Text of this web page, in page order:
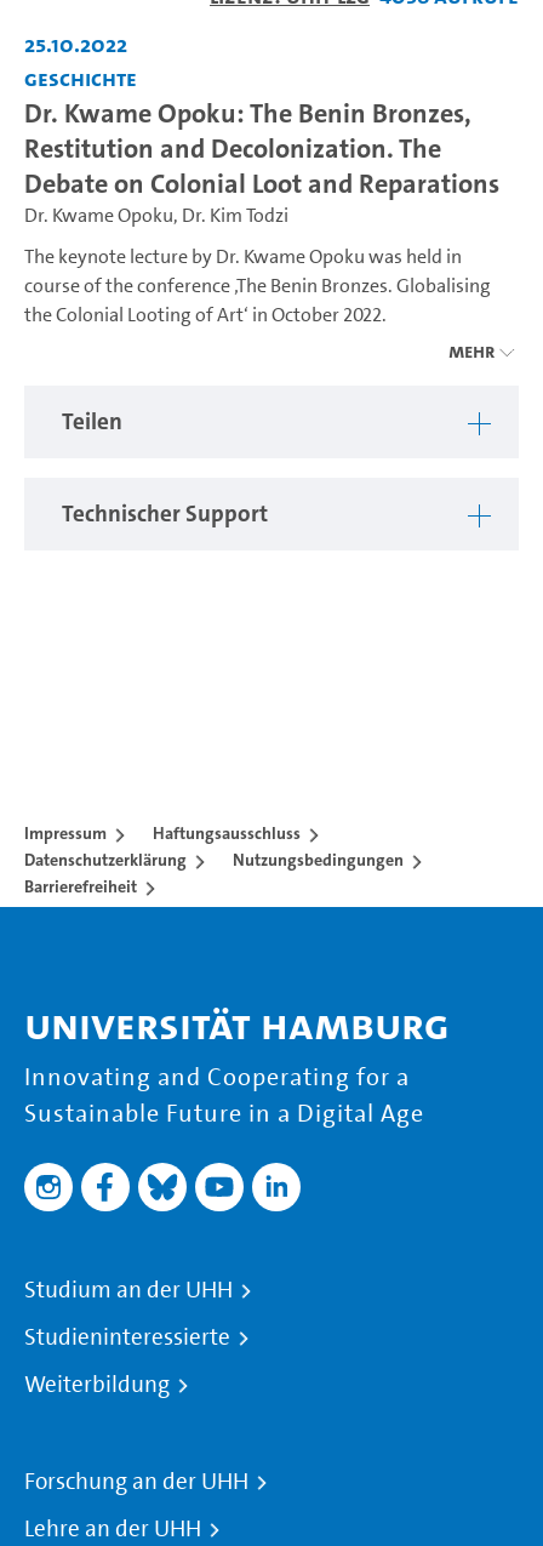
25.10.2022
Geschichte
Dr. Kwame Opoku: The Benin Bronzes,
Restitution and Decolonization. The
Debate on Colonial Loot and Reparations
Dr. Kwame Opoku, Dr. Kim Todzi
The keynote lecture by Dr. Kwame Opoku was held in
course of the conference ‚The Benin Bronzes. Globalising
the Colonial Looting of Art‘ in October 2022.
Mehr
Teilen
Technischer Support
Impressum
Haftungsausschluss
Datenschutzerklärung
Nutzungsbedingungen
Barrierefreiheit
Universität Hamburg
Innovating and Cooperating for a
Sustainable Future in a Digital Age
Studium an der UHH
Studieninteressierte
Weiterbildung
Forschung an der UHH
Lehre an der UHH